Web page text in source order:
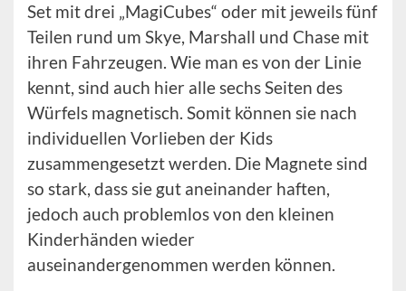
Set mit drei „MagiCubes“ oder mit jeweils fünf
Teilen rund um Skye, Marshall und Chase mit
ihren Fahrzeugen. Wie man es von der Linie
kennt, sind auch hier alle sechs Seiten des
Würfels magnetisch. Somit können sie nach
individuellen Vorlieben der Kids
zusammengesetzt werden. Die Magnete sind
so stark, dass sie gut aneinander haften,
jedoch auch problemlos von den kleinen
Kinderhänden wieder
auseinandergenommen werden können.